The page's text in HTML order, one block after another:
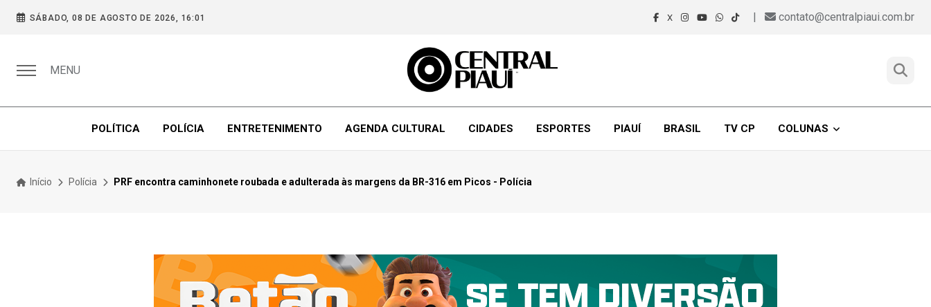
SÁBADO, 08 DE AGOSTO DE 2026, 16:01 X | contato@centralpiaui.com.br
MENU
POLÍTICA POLÍCIA ENTRETENIMENTO AGENDA CULTURAL CIDADES ESPORTES PIAUÍ BRASIL TV CP COLUNAS
Início Polícia PRF encontra caminhonete roubada e adulterada às margens da BR-316 em Picos - Polícia